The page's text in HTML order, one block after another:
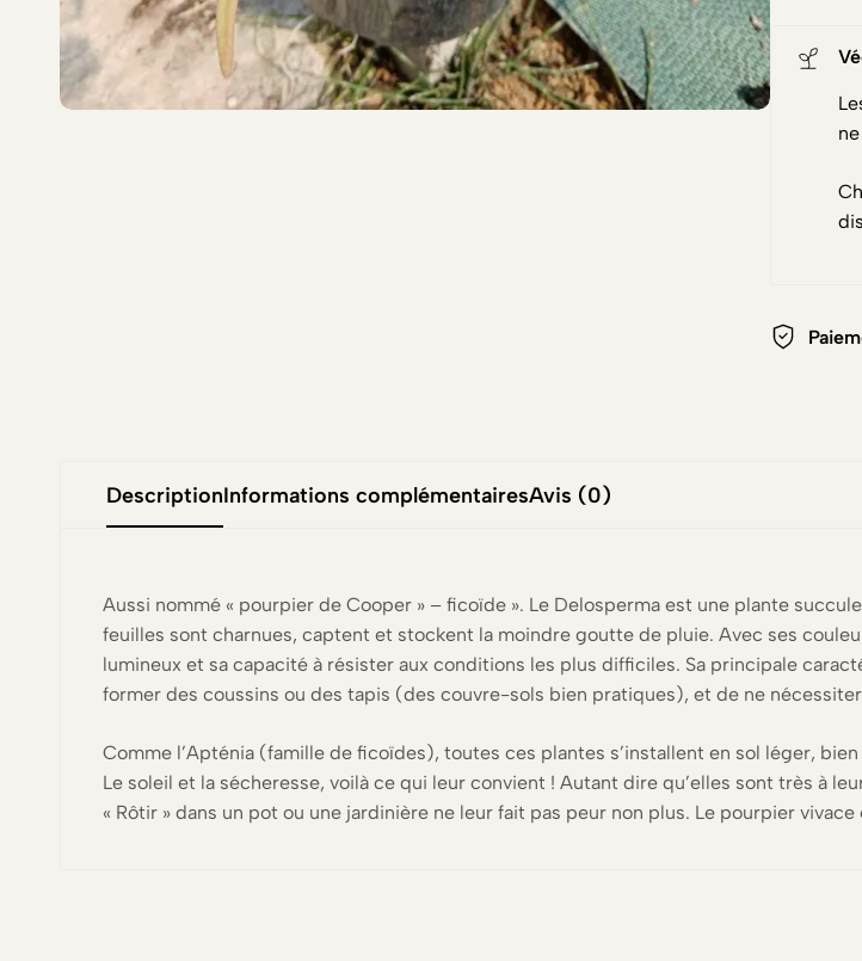
DescriptionInformations complémentairesAvis (0)
Aussi nommé « pourpier de Cooper » – ficoïde ». Le Delosperma est une plante
feuilles sont charnues, captent et stockent la moindre goutte de pluie. Avec ses
lumineux et sa capacité à résister aux conditions les plus difficiles. Sa principale
former des coussins ou des tapis (des couvre-sols bien pratiques), et de ne
Comme l’Apténia (famille de ficoïdes), toutes ces plantes s’installent en sol léger,
Le soleil et la sécheresse, voilà ce qui leur convient ! Autant dire qu’elles sont très à
« Rôtir » dans un pot ou une jardinière ne leur fait pas peur non plus. Le pourpier